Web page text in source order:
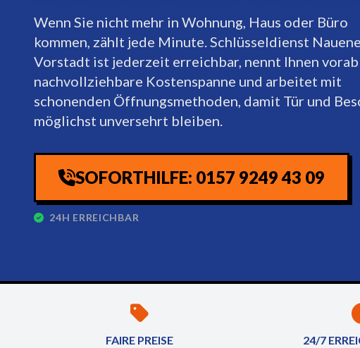
Wenn Sie nicht mehr in Wohnung, Haus oder Büro
kommen, zählt jede Minute. Schlüsseldienst
Vorstadt ist jederzeit erreichbar, nennt Ihnen
nachvollziehbare Kostenspanne und arbeitet mit
schonenden Öffnungsmethoden, damit Tür und
möglichst unversehrt bleiben.
SOFORTHILFE: 0157 9249 43 09
24H ERREICHBAR
FAIRE PREISE 24/7